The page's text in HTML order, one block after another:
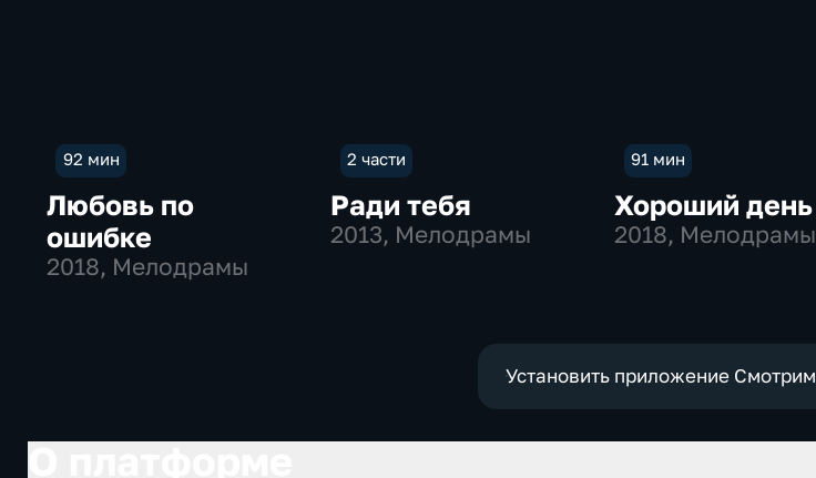
92 мин
Любовь по
ошибке
2018, Мелодрамы
2 части
Ради тебя
2013, Мелодрамы
91 мин
Хороший день
2018, Мелодрамы
Установить приложение Смотрим